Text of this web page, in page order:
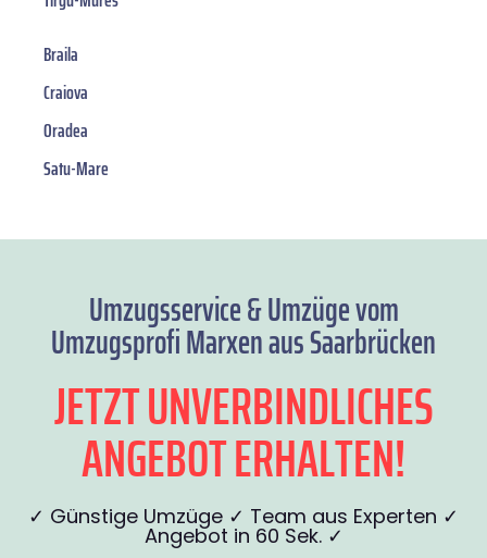
Braila
Craiova
Oradea
Satu-Mare
Umzugsservice & Umzüge vom
Umzugsprofi Marxen aus Saarbrücken
JETZT UNVERBINDLICHES
ANGEBOT ERHALTEN!
✓ Günstige Umzüge ✓ Team aus Experten ✓
Angebot in 60 Sek. ✓